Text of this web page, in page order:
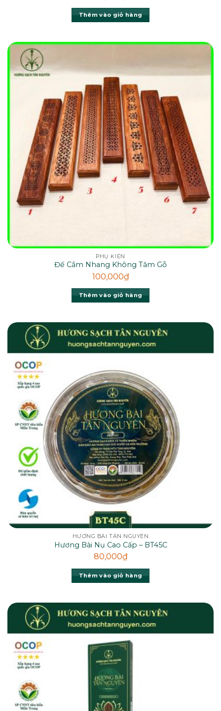
Thêm vào giỏ hàng
PHỤ KIỆN
Đế Cắm Nhang Không Tăm Gỗ
100,000₫
Thêm vào giỏ hàng
HƯƠNG BÀI TÂN NGUYÊN
Hương Bài Nụ Cao Cấp – BT45C
80,000₫
Thêm vào giỏ hàng